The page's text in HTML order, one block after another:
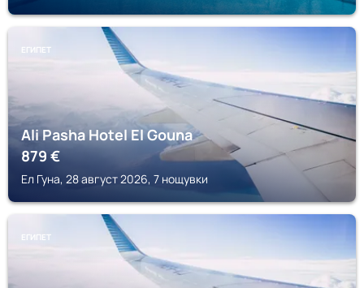
ЕГИПЕТ
Ali Pasha Hotel El Gouna
879€
Ел Гуна, 28 август 2026, 7 нощувки
ЕГИПЕТ